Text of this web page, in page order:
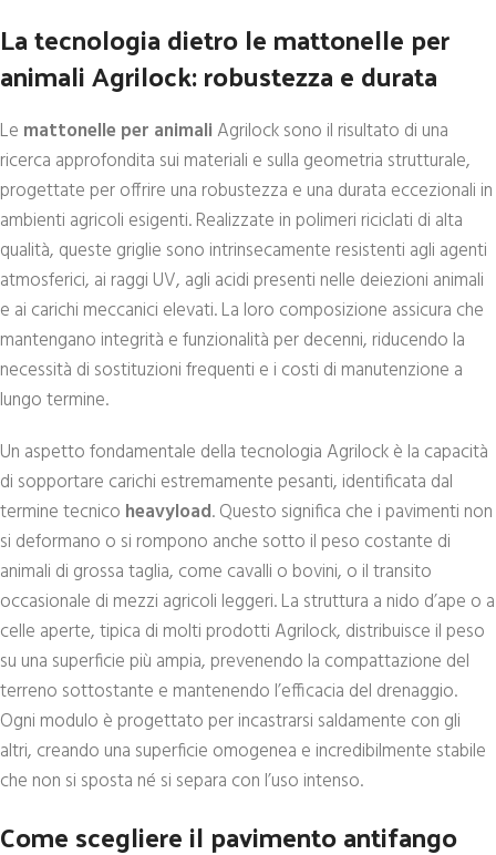
La tecnologia dietro le mattonelle per
animali Agrilock: robustezza e durata
Le mattonelle per animaliAgrilock sono il risultato di una
ricerca approfondita sui materiali e sulla geometria strutturale,
progettate per offrire una robustezza e una durata eccezionali in
ambienti agricoli esigenti. Realizzate in polimeri riciclati di alta
qualità, queste griglie sono intrinsecamente resistenti agli agenti
atmosferici, ai raggi UV, agli acidi presenti nelle deiezioni animali
e ai carichi meccanici elevati. La loro composizione assicura che
mantengano integrità e funzionalità per decenni, riducendo la
necessità di sostituzioni frequenti e i costi di manutenzione a
lungo termine.
Un aspetto fondamentale della tecnologia Agrilock è la capacità
di sopportare carichi estremamente pesanti, identificata dal
termine tecnico heavyload. Questo significa che i pavimenti non
si deformano o si rompono anche sotto il peso costante di
animali di grossa taglia, come cavalli o bovini, o il transito
occasionale di mezzi agricoli leggeri. La struttura a nido d’ape o a
celle aperte, tipica di molti prodotti Agrilock, distribuisce il peso
su una superficie più ampia, prevenendo la compattazione del
terreno sottostante e mantenendo l’efficacia del drenaggio.
Ogni modulo è progettato per incastrarsi saldamente con gli
altri, creando una superficie omogenea e incredibilmente stabile
che non si sposta né si separa con l’uso intenso.
Come scegliere il pavimento antifango